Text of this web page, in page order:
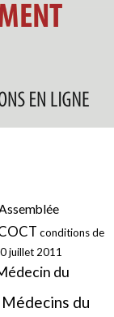
Assemblée
conditions de
juillet 2011
du
Médecins du